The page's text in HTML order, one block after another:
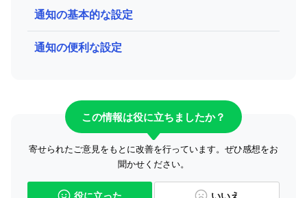
通知の基本的な設定
通知の便利な設定
この情報は役に立ちましたか？
寄せられたご意見をもとに改善を行っています。ぜひ感想をお
聞かせください。
役に立った いいえ